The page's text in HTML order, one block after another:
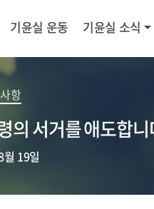
기윤실 운동 기윤실 소식
항
의 서거를 애도합
19일